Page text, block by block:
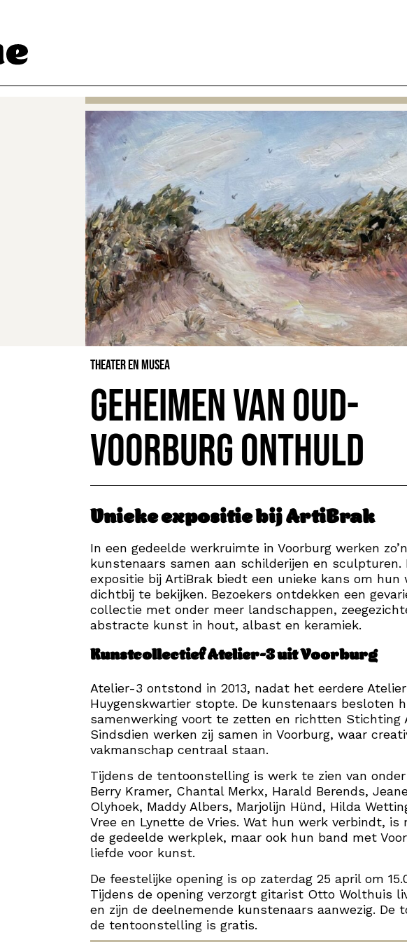
Theater en Musea
Geheimen van Oud-
Voorburg onthuld
Unieke expositie bij ArtiBrak
In een gedeelde werkruimte in Voorburg werken
kunstenaars samen aan schilderijen en sculpturen.
expositie bij ArtiBrak biedt een unieke kans om hun
dichtbij te bekijken. Bezoekers ontdekken een
collectie met onder meer landschappen,
abstracte kunst in hout, albast en keramiek.
Kunstcollectief Atelier-3 uit Voorburg
Atelier-3 ontstond in 2013, nadat het eerdere
Huygenskwartier stopte. De kunstenaars besloten
samenwerking voort te zetten en richtten Stichting
Sindsdien werken zij samen in Voorburg, waar
vakmanschap centraal staan.
Tijdens de tentoonstelling is werk te zien van
Berry Kramer, Chantal Merkx, Harald Berends,
Olyhoek, Maddy Albers, Marjolijn Hünd, Hilda
Vree en Lynette de Vries. Wat hun werk verbindt, is
de gedeelde werkplek, maar ook hun band met
liefde voor kunst.
De feestelijke opening is op zaterdag 25 april om
Tijdens de opening verzorgt gitarist Otto Wolthuis
en zijn de deelnemende kunstenaars aanwezig. De
de tentoonstelling is gratis.